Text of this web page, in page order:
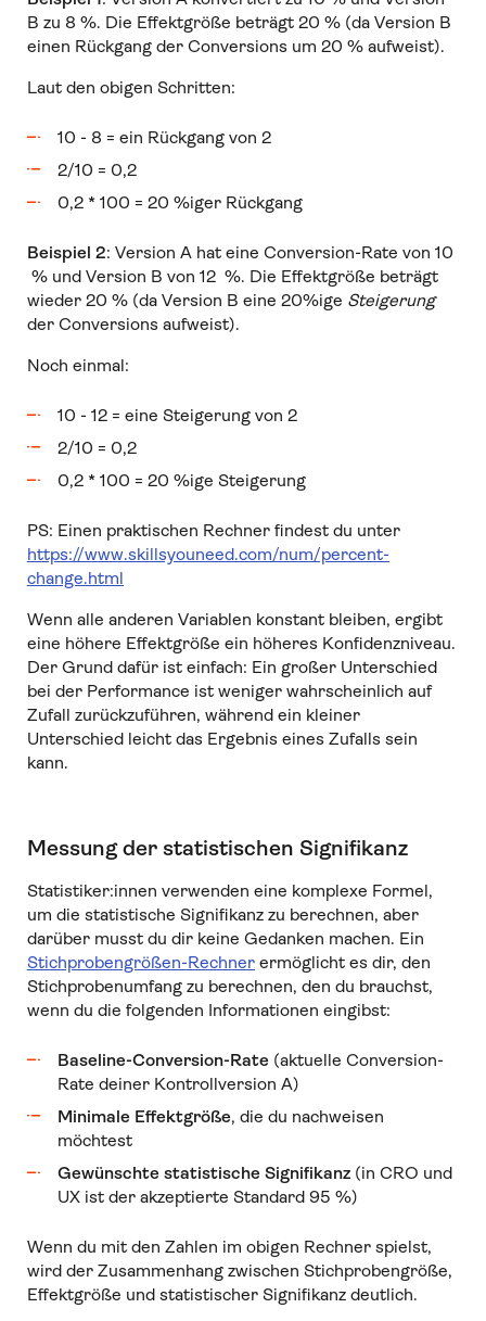
B zu 8 %. Die Effektgröße beträgt 20 % (da Version B
einen Rückgang der Conversions um 20 % aufweist).
Laut den obigen Schritten:
10 - 8 = ein Rückgang von 2
2/10 = 0,2
0,2 * 100 = 20 %iger Rückgang
Beispiel 2: Version A hat eine Conversion-Rate von 10
% und Version B von 12 %. Die Effektgröße beträgt
wieder 20 % (da Version B eine 20%ige Steigerung
der Conversions aufweist).
Noch einmal:
10 - 12 = eine Steigerung von 2
2/10 = 0,2
0,2 * 100 = 20 %ige Steigerung
PS: Einen praktischen Rechner findest du unter
https://www.skillsyouneed.com/num/percent-
change.html
Wenn alle anderen Variablen konstant bleiben, ergibt
eine höhere Effektgröße ein höheres Konfidenzniveau.
Der Grund dafür ist einfach: Ein großer Unterschied
bei der Performance ist weniger wahrscheinlich auf
Zufall zurückzuführen, während ein kleiner
Unterschied leicht das Ergebnis eines Zufalls sein
kann.
Messung der statistischen Signifikanz
Statistiker:innen verwenden eine komplexe Formel,
um die statistische Signifikanz zu berechnen, aber
darüber musst du dir keine Gedanken machen. Ein
Stichprobengrößen-Rechnerermöglicht es dir, den
Stichprobenumfang zu berechnen, den du brauchst,
wenn du die folgenden Informationen eingibst:
Baseline-Conversion-Rate (aktuelle Conversion-
Rate deiner Kontrollversion A)
Minimale Effektgröße, die du nachweisen
möchtest
Gewünschte statistische Signifikanz (in CRO und
UX ist der akzeptierte Standard 95 %)
Wenn du mit den Zahlen im obigen Rechner spielst,
wird der Zusammenhang zwischen Stichprobengröße,
Effektgröße und statistischer Signifikanz deutlich.